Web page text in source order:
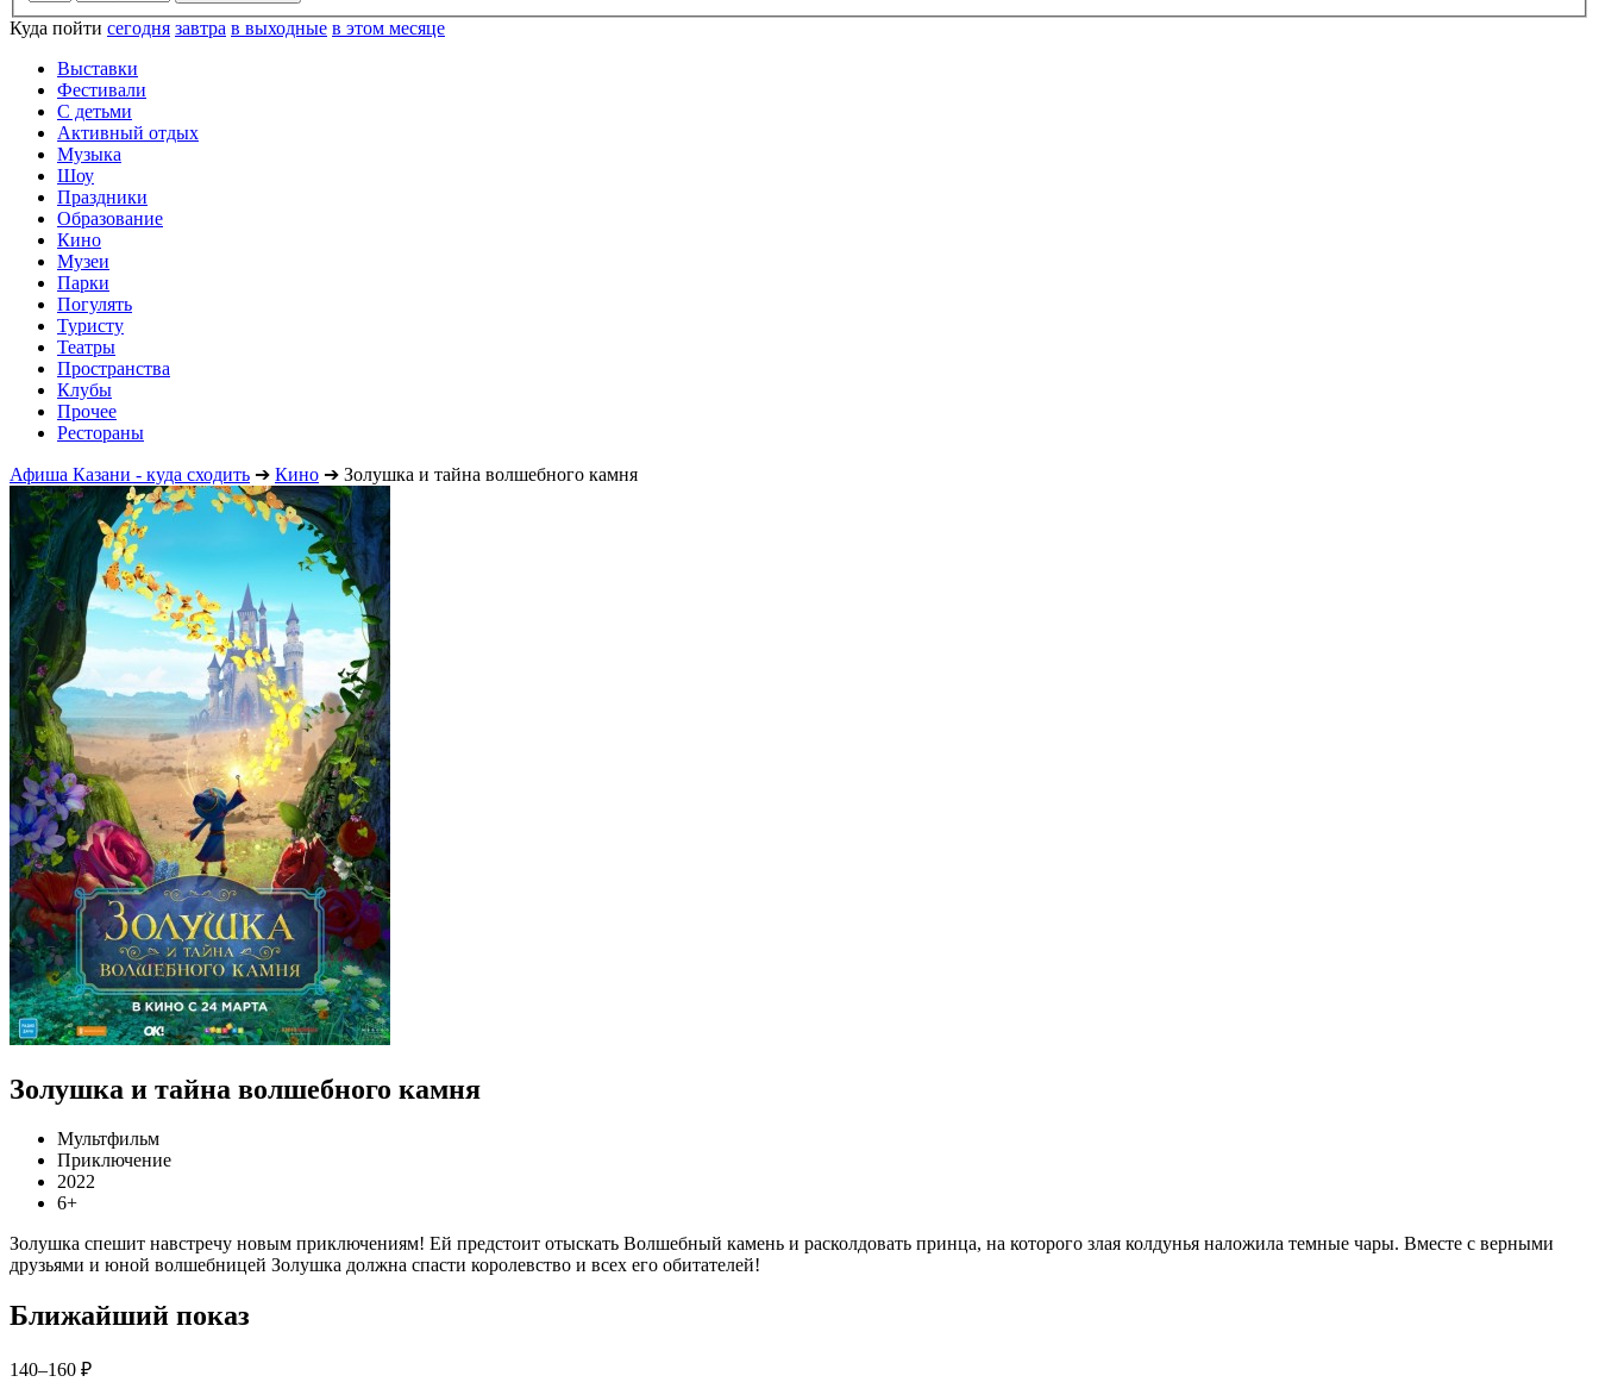
Куда пойти сегодня завтра в выходные в этом месяце
Выставки
Фестивали
С детьми
Активный отдых
Музыка
Шоу
Праздники
Образование
Кино
Музеи
Парки
Погулять
Туристу
Театры
Пространства
Клубы
Прочее
Рестораны
Афиша Казани - куда сходить ➔ Кино ➔ Золушка и тайна волшебного камня
Золушка и тайна волшебного камня
Мультфильм
Приключение
2022
6+
Золушка спешит навстречу новым приключениям! Ей предстоит отыскать Волшебный камень и расколдовать принца, на которого злая колдунья наложила темные чары. Вместе с верными
друзьями и юной волшебницей Золушка должна спасти королевство и всех его обитателей!
Ближайший показ
140–160 ₽